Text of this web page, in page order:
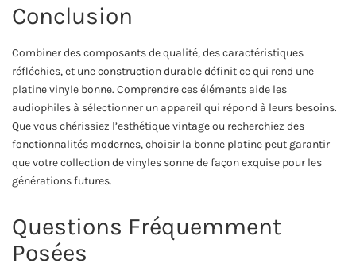
Conclusion
Combiner des composants de qualité, des caractéristiques
réfléchies, et une construction durable définit ce qui rend une
platine vinyle bonne. Comprendre ces éléments aide les
audiophiles à sélectionner un appareil qui répond à leurs besoins.
Que vous chérissiez l’esthétique vintage ou recherchiez des
fonctionnalités modernes, choisir la bonne platine peut garantir
que votre collection de vinyles sonne de façon exquise pour les
générations futures.
Questions Fréquemment
Posées